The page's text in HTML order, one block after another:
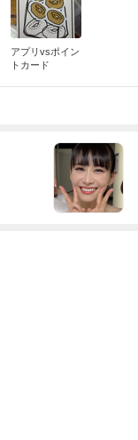
アプリvsポイン
トカード